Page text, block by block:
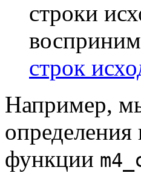
строки
строк
Например,
функции